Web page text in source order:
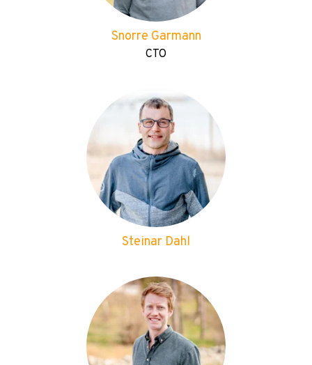
Snorre Garmann
CTO
Steinar Dahl